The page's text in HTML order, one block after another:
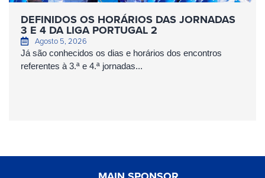
DEFINIDOS OS HORÁRIOS DAS JORNADAS
3 E 4 DA LIGA PORTUGAL 2
Agosto 5, 2026
Já são conhecidos os dias e horários dos encontros
referentes à 3.ª e 4.ª jornadas...